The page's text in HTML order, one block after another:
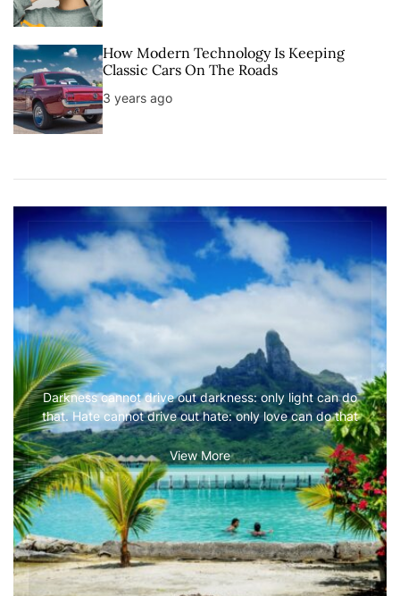
How Modern Technology Is Keeping
Classic Cars On The Roads
3 years ago
Darkness cannot drive out darkness: only light can do
that. Hate cannot drive out hate: only love can do that
View More